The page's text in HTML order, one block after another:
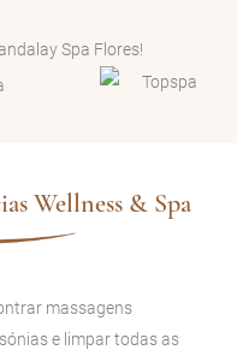
Spa Flores!
Wellness & Spa
massagens
e limpar todas as